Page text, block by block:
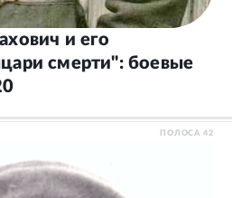
и его
смерти": боевые
ПОЛОСА42